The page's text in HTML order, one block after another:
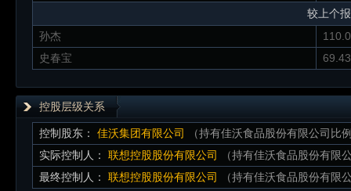
较上个
孙杰
史春宝
控股层级关系
控制股东： 佳沃集团有限公司
（持有佳沃食品股份有限公司比
实际控制人：
联想控股股份有限公司
（持有佳沃食品股份有限
最终控制人：
联想控股股份有限公司 （持有佳沃食品股份有限